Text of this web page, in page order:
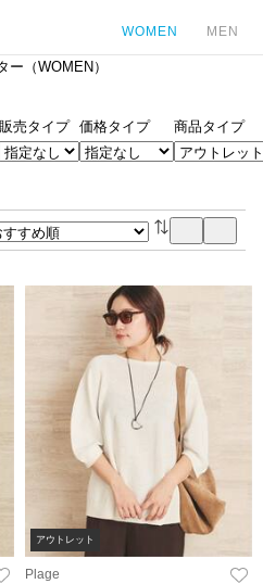
WOMEN MEN
ー（WOMEN）
販売タイプ 価格タイプ 商品タイプ
アウトレット
Plage